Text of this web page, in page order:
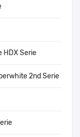
HDX Serie
2nd Serie